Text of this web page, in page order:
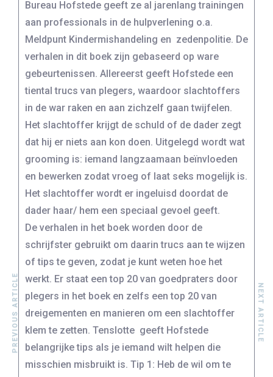
Bureau Hofstede geeft ze al jarenlang trainingen
aan professionals in de hulpverlening o.a.
Meldpunt Kindermishandeling en zedenpolitie. De
verhalen in dit boek zijn gebaseerd op ware
gebeurtenissen. Allereerst geeft Hofstede een
tiental trucs van plegers, waardoor slachtoffers
in de war raken en aan zichzelf gaan twijfelen.
Het slachtoffer krijgt de schuld of de dader zegt
dat hij er niets aan kon doen. Uitgelegd wordt wat
grooming is: iemand langzaamaan beïnvloeden
en bewerken zodat vroeg of laat seks mogelijk is.
Het slachtoffer wordt er ingeluisd doordat de
dader haar/ hem een speciaal gevoel geeft.
De verhalen in het boek worden door de
schrijfster gebruikt om daarin trucs aan te wijzen
of tips te geven, zodat je kunt weten hoe het
werkt. Er staat een top 20 van goedpraters door
plegers in het boek en zelfs een top 20 van
dreigementen en manieren om een slachtoffer
klem te zetten. Tenslotte geeft Hofstede
belangrijke tips als je iemand wilt helpen die
misschien misbruikt is. Tip 1: Heb de wil om te
PREVIOUS ARTICLE NEXT ARTICLE